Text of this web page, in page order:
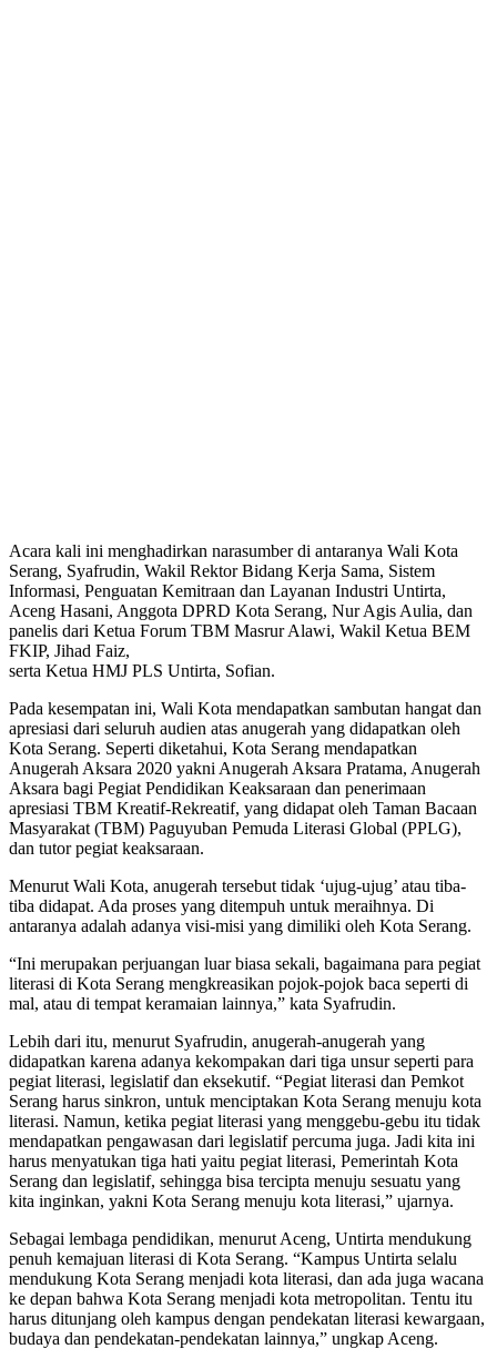
Acara kali ini menghadirkan narasumber di antaranya Wali Kota
Serang, Syafrudin, Wakil Rektor Bidang Kerja Sama, Sistem
Informasi, Penguatan Kemitraan dan Layanan Industri Untirta,
Aceng Hasani, Anggota DPRD Kota Serang, Nur Agis Aulia, dan
panelis dari Ketua Forum TBM Masrur Alawi, Wakil Ketua BEM
FKIP, Jihad Faiz,
serta Ketua HMJ PLS Untirta, Sofian.
Pada kesempatan ini, Wali Kota mendapatkan sambutan hangat dan
apresiasi dari seluruh audien atas anugerah yang didapatkan oleh
Kota Serang. Seperti diketahui, Kota Serang mendapatkan
Anugerah Aksara 2020 yakni Anugerah Aksara Pratama, Anugerah
Aksara bagi Pegiat Pendidikan Keaksaraan dan penerimaan
apresiasi TBM Kreatif-Rekreatif, yang didapat oleh Taman Bacaan
Masyarakat (TBM) Paguyuban Pemuda Literasi Global (PPLG),
dan tutor pegiat keaksaraan.
Menurut Wali Kota, anugerah tersebut tidak ‘ujug-ujug’ atau tiba-
tiba didapat. Ada proses yang ditempuh untuk meraihnya. Di
antaranya adalah adanya visi-misi yang dimiliki oleh Kota Serang.
“Ini merupakan perjuangan luar biasa sekali, bagaimana para pegiat
literasi di Kota Serang mengkreasikan pojok-pojok baca seperti di
mal, atau di tempat keramaian lainnya,” kata Syafrudin.
Lebih dari itu, menurut Syafrudin, anugerah-anugerah yang
didapatkan karena adanya kekompakan dari tiga unsur seperti para
pegiat literasi, legislatif dan eksekutif. “Pegiat literasi dan Pemkot
Serang harus sinkron, untuk menciptakan Kota Serang menuju kota
literasi. Namun, ketika pegiat literasi yang menggebu-gebu itu tidak
mendapatkan pengawasan dari legislatif percuma juga. Jadi kita ini
harus menyatukan tiga hati yaitu pegiat literasi, Pemerintah Kota
Serang dan legislatif, sehingga bisa tercipta menuju sesuatu yang
kita inginkan, yakni Kota Serang menuju kota literasi,” ujarnya.
Sebagai lembaga pendidikan, menurut Aceng, Untirta mendukung
penuh kemajuan literasi di Kota Serang. “Kampus Untirta selalu
mendukung Kota Serang menjadi kota literasi, dan ada juga wacana
ke depan bahwa Kota Serang menjadi kota metropolitan. Tentu itu
harus ditunjang oleh kampus dengan pendekatan literasi kewargaan,
budaya dan pendekatan-pendekatan lainnya,” ungkap Aceng.